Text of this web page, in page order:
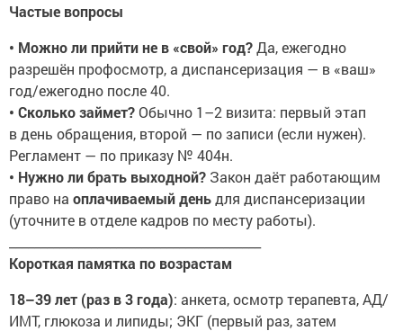
Частые вопросы
• Можно ли прийти не в «свой» год?Да, ежегодно
разрешён профосмотр, а диспансеризация — в «ваш»
год/ежегодно после 40.
• Сколько займет? Обычно 1–2 визита: первый этап
в день обращения, второй — по записи (если нужен).
Регламент — по приказу № 404н.
• Нужно ли брать выходной? Закон даёт работающим
право на оплачиваемый деньдля диспансеризации
(уточните в отделе кадров по месту работы).
Короткая памятка по возрастам
18–39 лет (раз в 3 года): анкета, осмотр терапевта, АД/
ИМТ, глюкоза и липиды; ЭКГ (первый раз, затем